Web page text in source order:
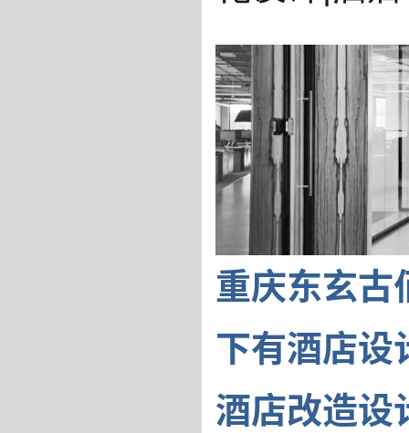
重庆东玄古
下有酒店设
酒店改造设